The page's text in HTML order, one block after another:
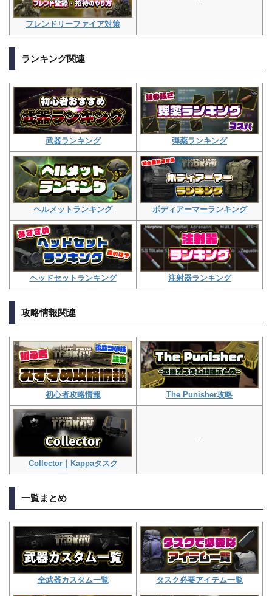
フレンドリーファイア対策
ランキング関連
武器ランキング 弾薬ランキング
ヘルメットランキング ボディアーマーランキング
ヘッドセットランキング 注射器ランキング
攻略情報関連
初心者攻略情報 The Punisher攻略
Collector｜Kappaタスク
-
一覧まとめ
全武器カスタム一覧 タスク必要アイテム一覧